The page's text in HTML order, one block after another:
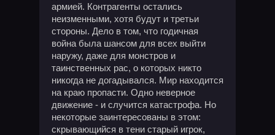
армией. Контрагенты остались
неизменными, хотя будут и третьи
стороны. Дело в том, что годичная
война была шансом для всех выйти
наружу, даже для монстров и
таинственных рас, о которых никто
никогда не догадывался. Мир находится
на краю пропасти. Одно неверное
движение - и случится катастрофа. Но
некоторые заинтересованы в этом:
скрывающийся в тени старый игрок,